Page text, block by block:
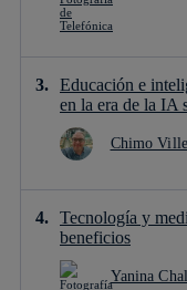
Educación e
en la era de la IA
Chimo
Tecnología y
beneficios
Yanina